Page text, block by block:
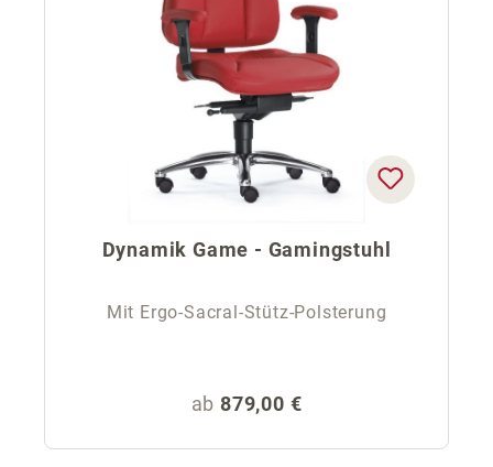
Dynamik Game - Gamingstuhl
Mit Ergo-Sacral-Stütz-Polsterung
Regulärer Preis:
ab 879,00 €